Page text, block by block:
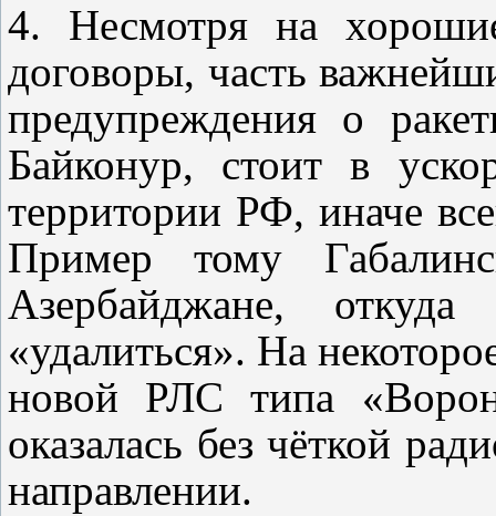
4. Несмотря на
договоры, часть
предупреждения о
Байконур, стоит в
территории РФ, иначе
Пример тому
Азербайджане,
«удалиться». На
новой РЛС типа
оказалась без чёткой
направлении.